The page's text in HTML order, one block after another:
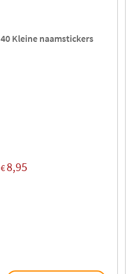
40 Kleine naamstickers
€8,95